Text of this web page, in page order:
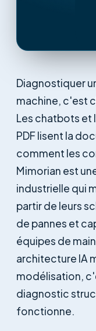
Diagnostiquer
machine, c'est
Les chatbots et
PDF lisent la
comment les
Mimorian est
industrielle qui
partir de leurs
de pannes et
équipes de
architecture IA
modélisation,
diagnostic
fonctionne.